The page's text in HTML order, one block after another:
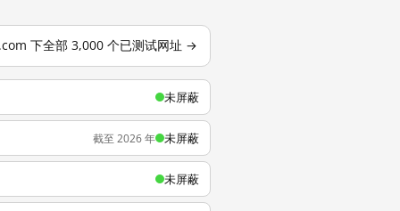
下全部 3,000 个已测试网址 →
未屏蔽
截至 2026 年 未屏蔽
未屏蔽